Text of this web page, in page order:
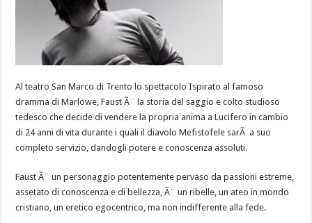
Al teatro San Marco di Trento lo spettacolo Ispirato al famoso
dramma di Marlowe, Faust Ã¨ la storia del saggio e colto studioso
tedesco che decide di vendere la propria anima a Lucifero in cambio
di 24 anni di vita durante i quali il diavolo Mefistofele sarÃ a suo
completo servizio, dandogli potere e conoscenza assoluti.
Faust Ã¨ un personaggio potentemente pervaso da passioni estreme,
assetato di conoscenza e di bellezza, Ã¨ un ribelle, un ateo in mondo
cristiano, un eretico egocentrico, ma non indifferente alla fede.